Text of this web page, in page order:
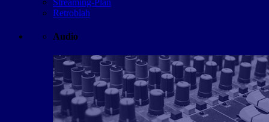
Streaming-Plan
Retroblah
Audio